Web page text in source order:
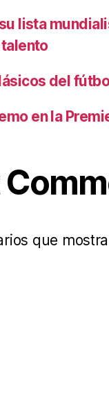
lista
del
en la
que